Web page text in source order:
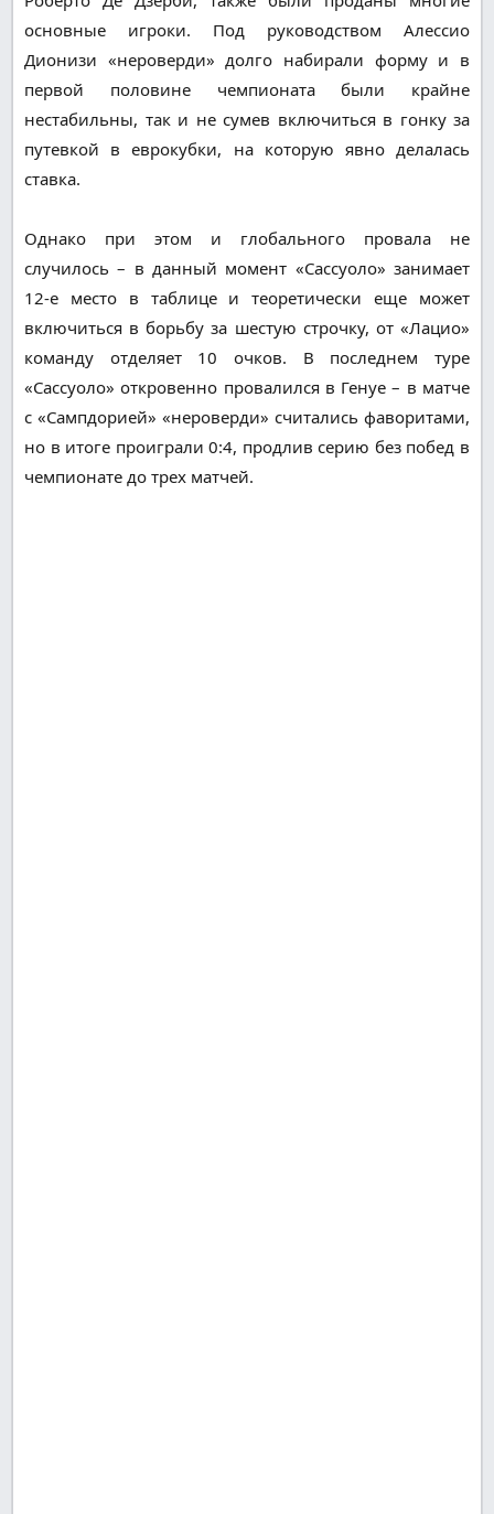
основные игроки. Под руководством Алессио
Дионизи «нероверди» долго набирали форму и в
первой половине чемпионата были крайне
нестабильны, так и не сумев включиться в гонку за
путевкой в еврокубки, на которую явно делалась
ставка.
Однако при этом и глобального провала не
случилось – в данный момент «Сассуоло» занимает
12-е место в таблице и теоретически еще может
включиться в борьбу за шестую строчку, от «Лацио»
команду отделяет 10 очков. В последнем туре
«Сассуоло» откровенно провалился в Генуе – в матче
с «Сампдорией» «нероверди» считались фаворитами,
но в итоге проиграли 0:4, продлив серию без побед в
чемпионате до трех матчей.